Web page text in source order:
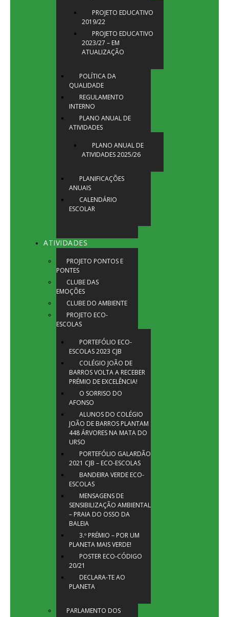
PROJETO EDUCATIVO
2019/22
PROJETO EDUCATIVO
2023/27 – EM
ATUALIZAÇÃO
POLÍTICA DA
QUALIDADE
REGULAMENTO
INTERNO
PLANO ANUAL DE
ATIVIDADES
PLANO ANUAL DE
ATIVIDADES 2025/26
PLANIFICAÇÕES
ANUAIS
CALENDÁRIO
ESCOLAR
ATIVIDADES
PROJETO PONTOS E
PONTES
CLUBE DAS
EMOÇÕES
CLUBE DO AMBIENTE
PROJETO ECO-
ESCOLAS
PORTEFÓLIO ECO-
ESCOLAS 2023 CJB
COLÉGIO JOÃO DE
BARROS VOLTA A RECEBER
PRÉMIO DE EXCELÊNCIA!
O SORRISO DO
AFONSO
ALUNOS DO COLÉGIO
JOÃO DE BARROS PLANTAM
448 ÁRVORES NA MATA DO
URSO
PORTEFÓLIO GALARDÃO
2021 CJB – ECO-ESCOLAS
BANDEIRA VERDE ECO-
ESCOLAS
MENSAGENS DE
SENSIBILIZAÇÃO AMBIENTAL
– PRAIA DO OSSO DA
BALEIA
3.º PRÉMIO – POR UM
PLANETA MAIS VERDE!
POSTER ECO-CÓDIGO
20/21
DECLARA-TE AO
PLANETA
PARLAMENTO DOS